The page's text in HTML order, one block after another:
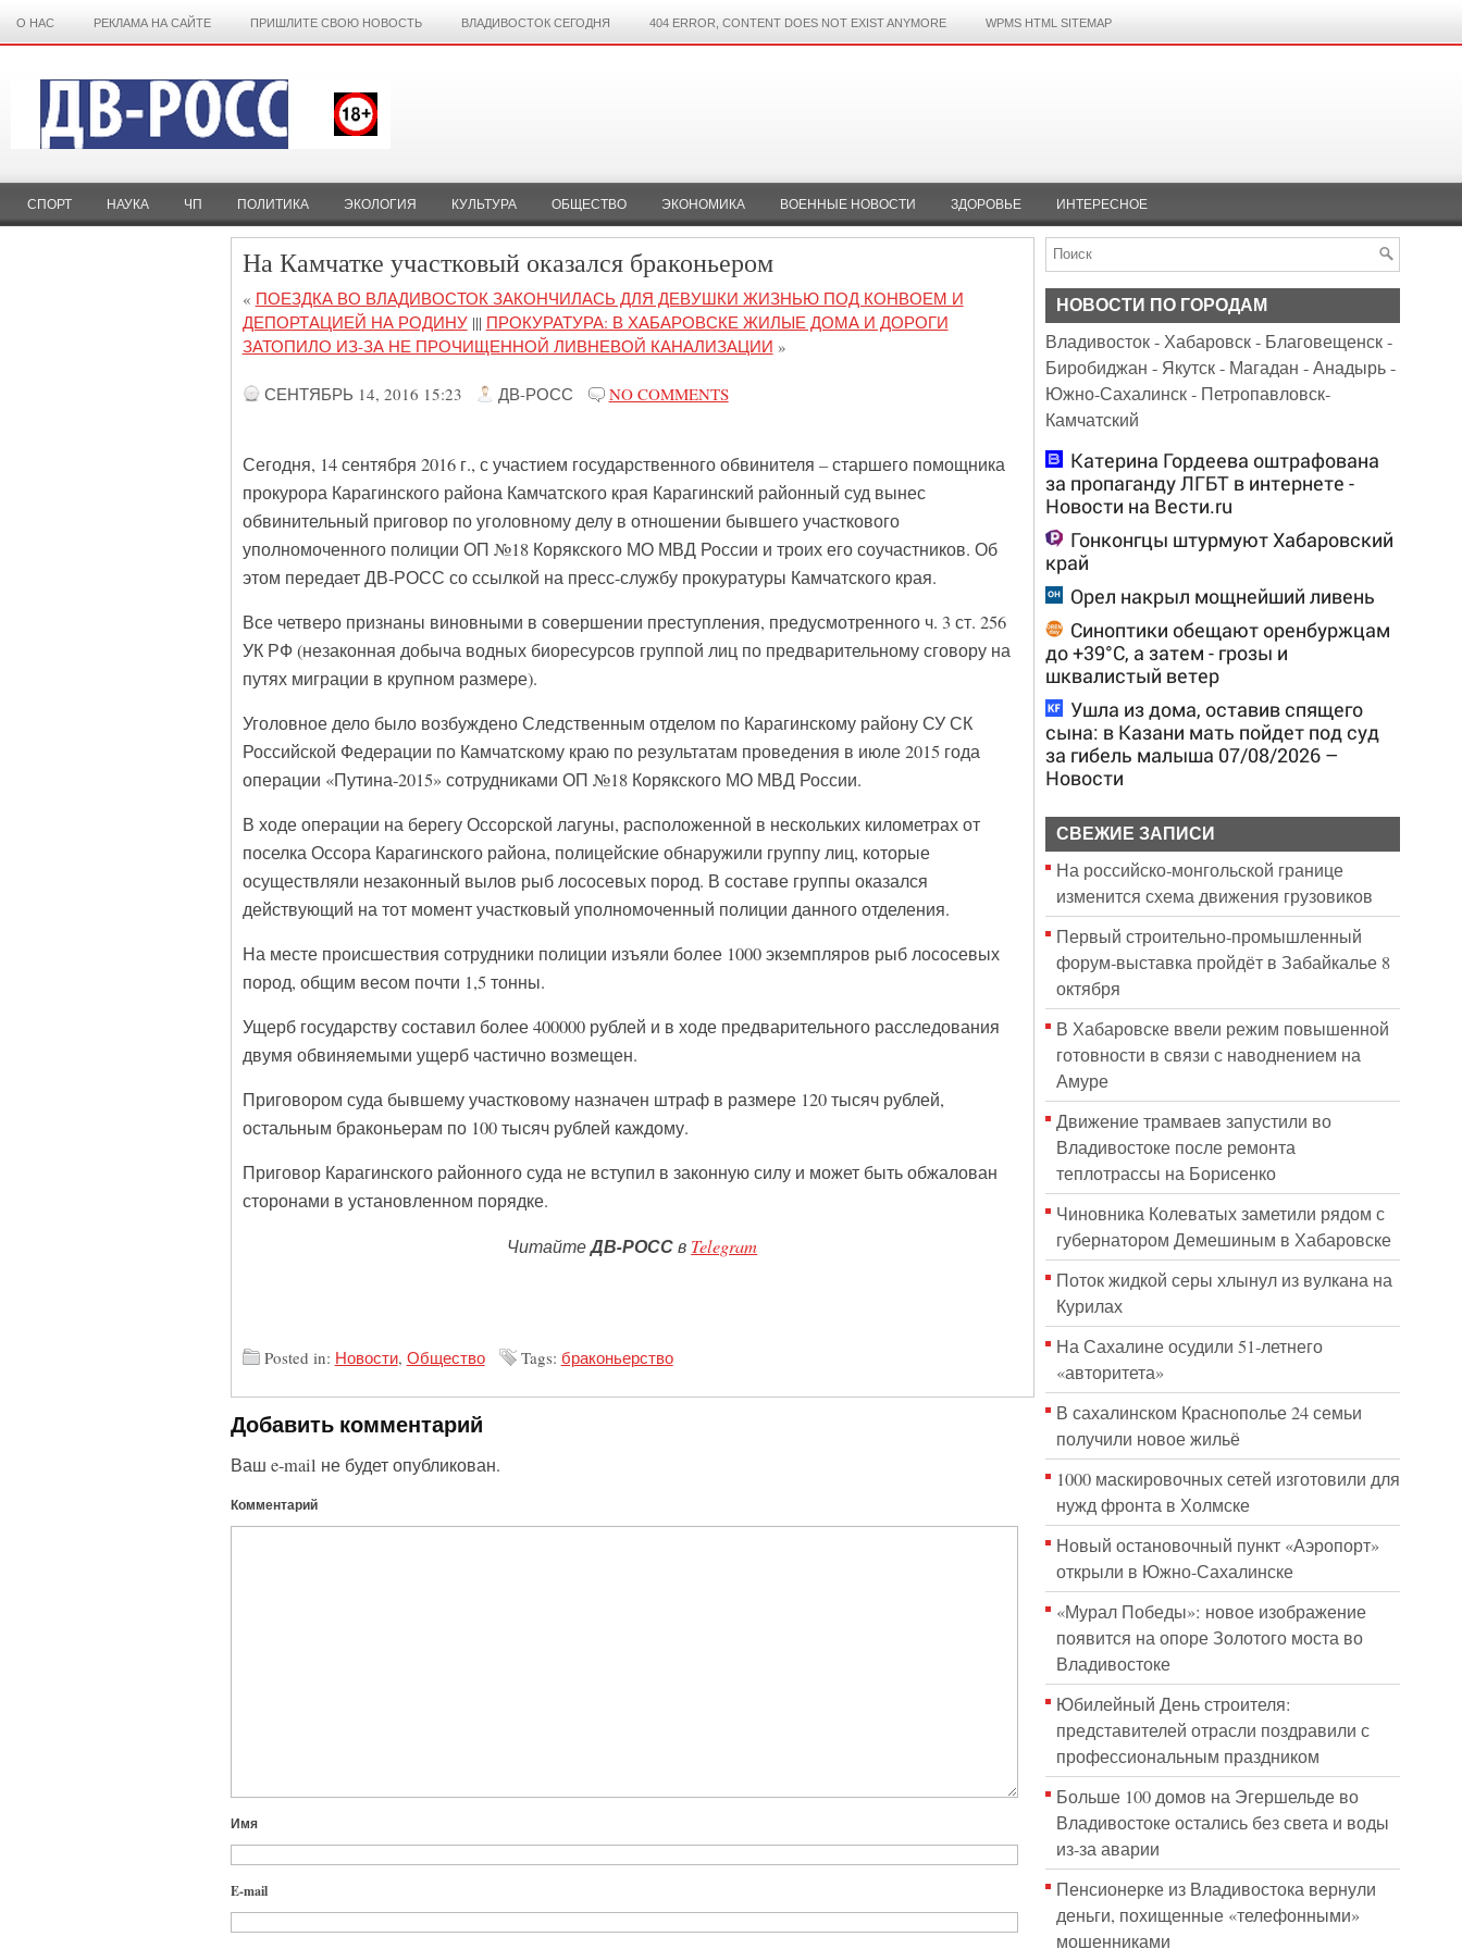
О НАС РЕКЛАМА НА САЙТЕ ПРИШЛИТЕ СВОЮ НОВОСТЬ ВЛАДИВОСТОК СЕГОДНЯ 404 ERROR, CONTENT DOES NOT EXIST ANYMORE WPMS HTML SITEMAP
СПОРТ НАУКА ЧП ПОЛИТИКА ЭКОЛОГИЯ КУЛЬТУРА ОБЩЕСТВО ЭКОНОМИКА ВОЕННЫЕ НОВОСТИ ЗДОРОВЬЕ ИНТЕРЕСНОЕ
На Камчатке участковый оказался браконьером
« ПОЕЗДКА ВО ВЛАДИВОСТОК ЗАКОНЧИЛАСЬ ДЛЯ ДЕВУШКИ ЖИЗНЬЮ ПОД КОНВОЕМ И
ДЕПОРТАЦИЕЙ НА РОДИНУ||| ПРОКУРАТУРА: В ХАБАРОВСКЕ ЖИЛЫЕ ДОМА И ДОРОГИ
ЗАТОПИЛО ИЗ-ЗА НЕ ПРОЧИЩЕННОЙ ЛИВНЕВОЙ КАНАЛИЗАЦИИ »
СЕНТЯБРЬ 14, 2016 15:23 ДВ-РОСС NO COMMENTS
Сегодня, 14 сентября 2016 г., с участием государственного обвинителя – старшего помощника
прокурора Карагинского района Камчатского края Карагинский районный суд вынес
обвинительный приговор по уголовному делу в отношении бывшего участкового
уполномоченного полиции ОП №18 Корякского МО МВД России и троих его соучастников. Об
этом передает ДВ-РОСС со ссылкой на пресс-службу прокуратуры Камчатского края.
Все четверо признаны виновными в совершении преступления, предусмотренного ч. 3 ст. 256
УК РФ (незаконная добыча водных биоресурсов группой лиц по предварительному сговору на
путях миграции в крупном размере).
Уголовное дело было возбуждено Следственным отделом по Карагинскому району СУ СК
Российской Федерации по Камчатскому краю по результатам проведения в июле 2015 года
операции «Путина-2015» сотрудниками ОП №18 Корякского МО МВД России.
В ходе операции на берегу Оссорской лагуны, расположенной в нескольких километрах от
поселка Оссора Карагинского района, полицейские обнаружили группу лиц, которые
осуществляли незаконный вылов рыб лососевых пород. В составе группы оказался
действующий на тот момент участковый уполномоченный полиции данного отделения.
На месте происшествия сотрудники полиции изъяли более 1000 экземпляров рыб лососевых
пород, общим весом почти 1,5 тонны.
Ущерб государству составил более 400000 рублей и в ходе предварительного расследования
двумя обвиняемыми ущерб частично возмещен.
Приговором суда бывшему участковому назначен штраф в размере 120 тысяч рублей,
остальным браконьерам по 100 тысяч рублей каждому.
Приговор Карагинского районного суда не вступил в законную силу и может быть обжалован
сторонами в установленном порядке.
ЧитайтеДВ-РОССв Telegram
Posted in: Новости, Общество Tags: браконьерство
Добавить комментарий
Ваш e-mail не будет опубликован.
Комментарий
Имя
E-mail
НОВОСТИ ПО ГОРОДАМ
Владивосток-Хабаровск- Благовещенск-
Биробиджан - Якутск- Магадан -Анадырь-
Южно-Сахалинск- Петропавловск-
Камчатский
Катерина Гордеева оштрафована
за пропаганду ЛГБТ в интернете -
Новости на Вести.ru
Гонконгцы штурмуют Хабаровский
край
Орел накрыл мощнейший ливень
Синоптики обещают оренбуржцам
до +39°С, а затем - грозы и
шквалистый ветер
Ушла из дома, оставив спящего
сына: в Казани мать пойдет под суд
за гибель малыша 07/08/2026 –
Новости
СВЕЖИЕ ЗАПИСИ
На российско‑монгольской границе
изменится схема движения грузовиков
Первый строительно‑промышленный
форум‑выставка пройдёт в Забайкалье 8
октября
В Хабаровске ввели режим повышенной
готовности в связи с наводнением на
Амуре
Движение трамваев запустили во
Владивостоке после ремонта
теплотрассы на Борисенко
Чиновника Колеватых заметили рядом с
губернатором Демешиным в Хабаровске
Поток жидкой серы хлынул из вулкана на
Курилах
На Сахалине осудили 51-летнего
«авторитета»
В сахалинском Краснополье 24 семьи
получили новое жильё
1000 маскировочных сетей изготовили для
нужд фронта в Холмске
Новый остановочный пункт «Аэропорт»
открыли в Южно-Сахалинске
«Мурал Победы»: новое изображение
появится на опоре Золотого моста во
Владивостоке
Юбилейный День строителя:
представителей отрасли поздравили с
профессиональным праздником
Больше 100 домов на Эгершельде во
Владивостоке остались без света и воды
из-за аварии
Пенсионерке из Владивостока вернули
деньги, похищенные «телефонными»
мошенниками